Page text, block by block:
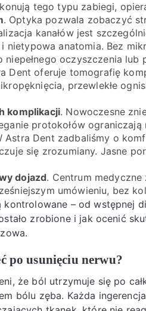
tego typu zabiegi,
. Optyka pozwala zobaczyć
kanałów jest
nietypowa anatomia. Bez
oczyszczenia lub
Dent oferuje tomografię
przewlekłe
komplikacji. Nowoczesne
protokołów
Astra Dent zadbaliśmy o
się zrozumiany. Jasne
dojazd. Centrum
umówieniu, bez
kontrolowane – od wstępnej
zrobione i jak ocenić
po usunięciu nerwu?
że ból utrzymuje się po
bólu zęba. Każda